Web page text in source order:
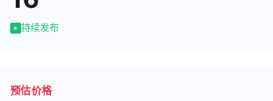
持续发布
预估价格